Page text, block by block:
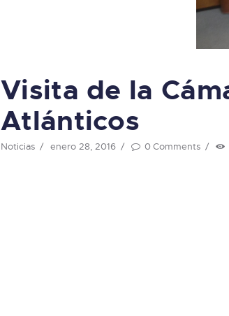
Visita de la
Atlánticos
Noticias enero 28, 2016 0 Comments